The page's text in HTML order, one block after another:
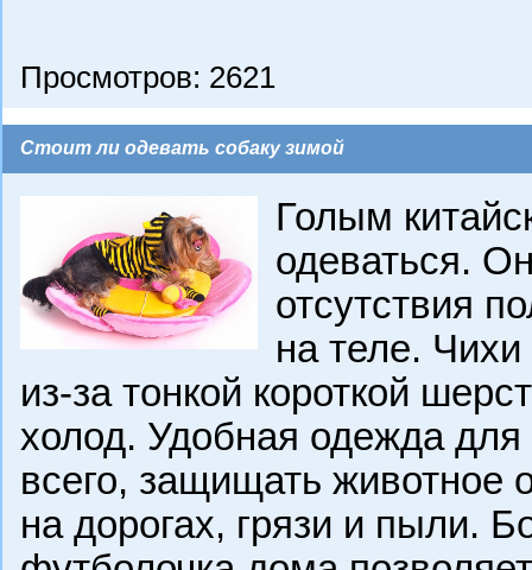
Просмотров: 2621
Стоит ли одевать собаку зимой
Голым
одеваться.
отсутствия
на теле.
из-за тонкой короткой
холод. Удобная одежда
всего, защищать животное
на дорогах, грязи и пыли.